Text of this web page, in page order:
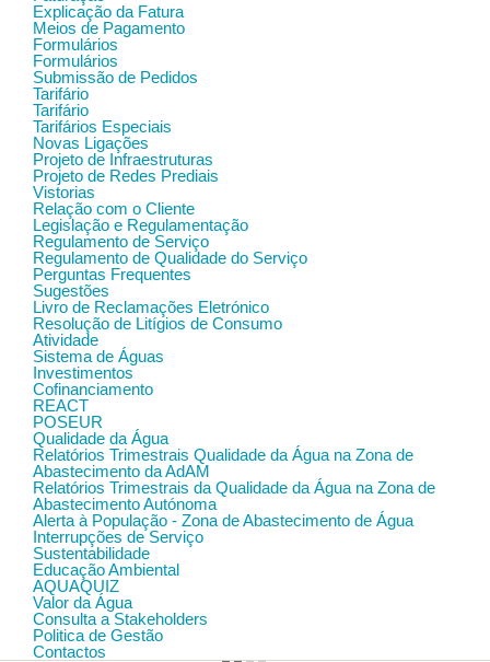
Explicação da Fatura
Meios de Pagamento
Formulários
Formulários
Submissão de Pedidos
Tarifário
Tarifário
Tarifários Especiais
Novas Ligações
Projeto de Infraestruturas
Projeto de Redes Prediais
Vistorias
Relação com o Cliente
Legislação e Regulamentação
Regulamento de Serviço
Regulamento de Qualidade do Serviço
Perguntas Frequentes
Sugestões
Livro de Reclamações Eletrónico
Resolução de Litígios de Consumo
Atividade
Sistema de Águas
Investimentos
Cofinanciamento
REACT
POSEUR
Qualidade da Água
Relatórios Trimestrais Qualidade da Água na Zona de
Abastecimento da AdAM
Relatórios Trimestrais da Qualidade da Água na Zona de
Abastecimento Autónoma
Alerta à População - Zona de Abastecimento de Água
Interrupções de Serviço
Sustentabilidade
Educação Ambiental
AQUAQUIZ
Valor da Água
Consulta a Stakeholders
Politica de Gestão
Contactos